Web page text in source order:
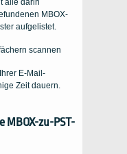
alle darin
MBOX-
aufgelistet.
E-Mail-
Zeit dauern.
MBOX-zu-PST-